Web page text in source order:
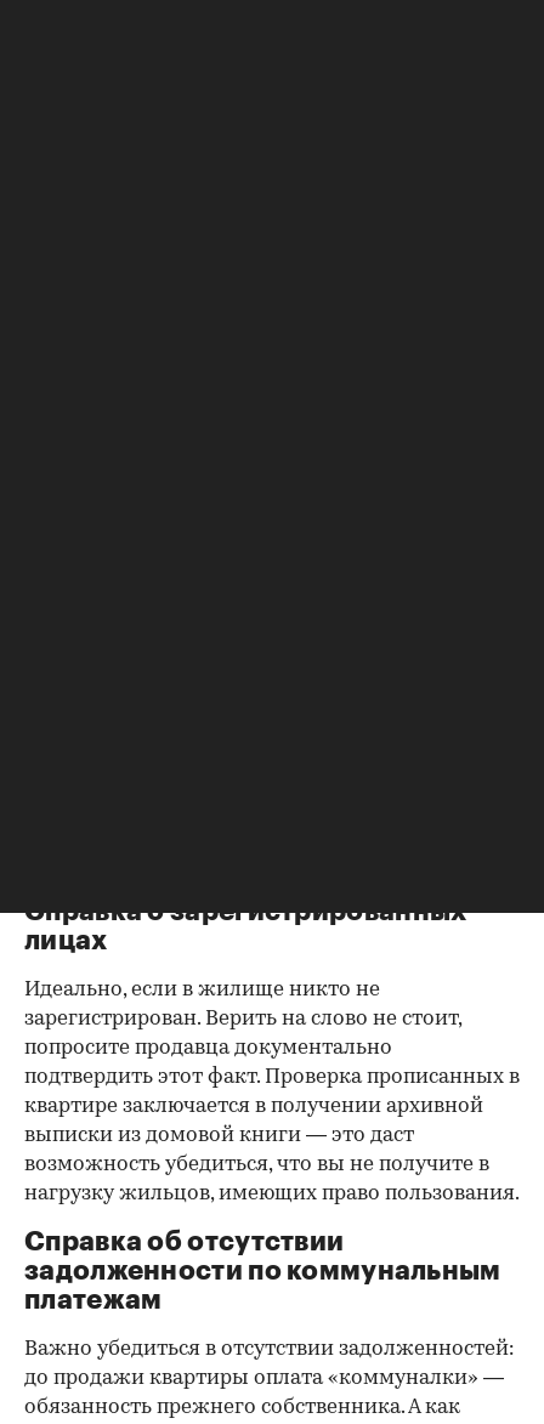
Справка о зарегистрированных
лицах
Идеально, если в жилище никто не
зарегистрирован. Верить на слово не стоит,
попросите продавца документально
подтвердить этот факт. Проверка прописанных в
квартире заключается в получении архивной
выписки из домовой книги — это даст
возможность убедиться, что вы не получите в
нагрузку жильцов, имеющих право пользования.
Справка об отсутствии
задолженности по коммунальным
платежам
Важно убедиться в отсутствии задолженностей:
до продажи квартиры оплата «коммуналки» —
обязанность прежнего собственника. А как